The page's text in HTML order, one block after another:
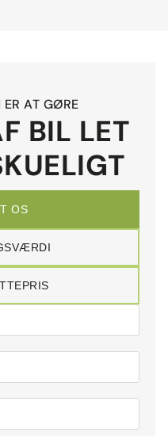
ER AT GØRE
BIL LET
OS